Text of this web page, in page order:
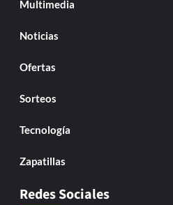
Multimedia
Noticias
Ofertas
Sorteos
Tecnología
Zapatillas
Redes Sociales